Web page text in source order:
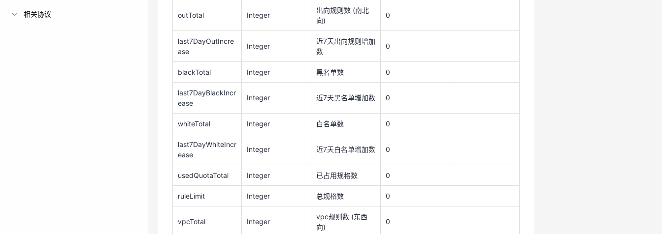
相关协议
last7DayBlackIncr
Integer 近7天黑名单增加数 0
whiteTotal Integer 白名单数 0
last7DayWhiteIncr
ease
usedQuotaTotal
ruleLimit
vpcTotal Integer
vpc规则数 (东西
向)
0
last7DayVpcIncre
ase
加数 (东西向)
枚举参数
outTotal Integer
出向规则数 (南北
向)
0
last7DayOutIncre
ase
Integer
近7天出向规则增加
数
0
blackTotal Integer 黑名单数 0
last7DayBlackIncr
ease
Integer 近7天黑名单增加数 0
whiteTotal Integer 白名单数 0
last7DayWhiteIncr
ease
Integer 近7天白名单增加数 0
usedQuotaTotal Integer 已占用规格数 0
ruleLimit Integer 总规格数 0
vpcTotal Integer
vpc规则数 (东西
向)
0